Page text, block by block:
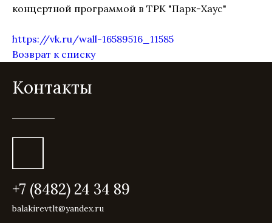
концертной программой в ТРК "Парк-Хаус"
https://vk.ru/wall-16589516_11585
Возврат к списку
Контакты
+7 (8482) 24 34 89
balakirevtlt@yandex.ru